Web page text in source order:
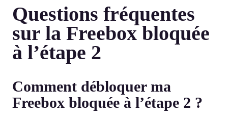
Questions fréquentes
sur la Freebox bloquée
à l’étape 2
Comment débloquer ma
Freebox bloquée à l’étape 2 ?